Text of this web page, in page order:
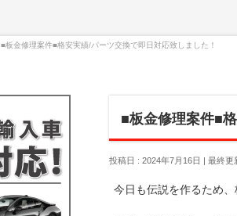
■板金修理案件■格安実績/パーツ交換で即日対応致しました！
■板金修理案件■
投稿日 : 2024年7月16日 最終更
今日も伝説を作るため